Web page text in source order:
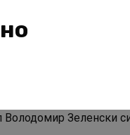
Володомир Зеленски